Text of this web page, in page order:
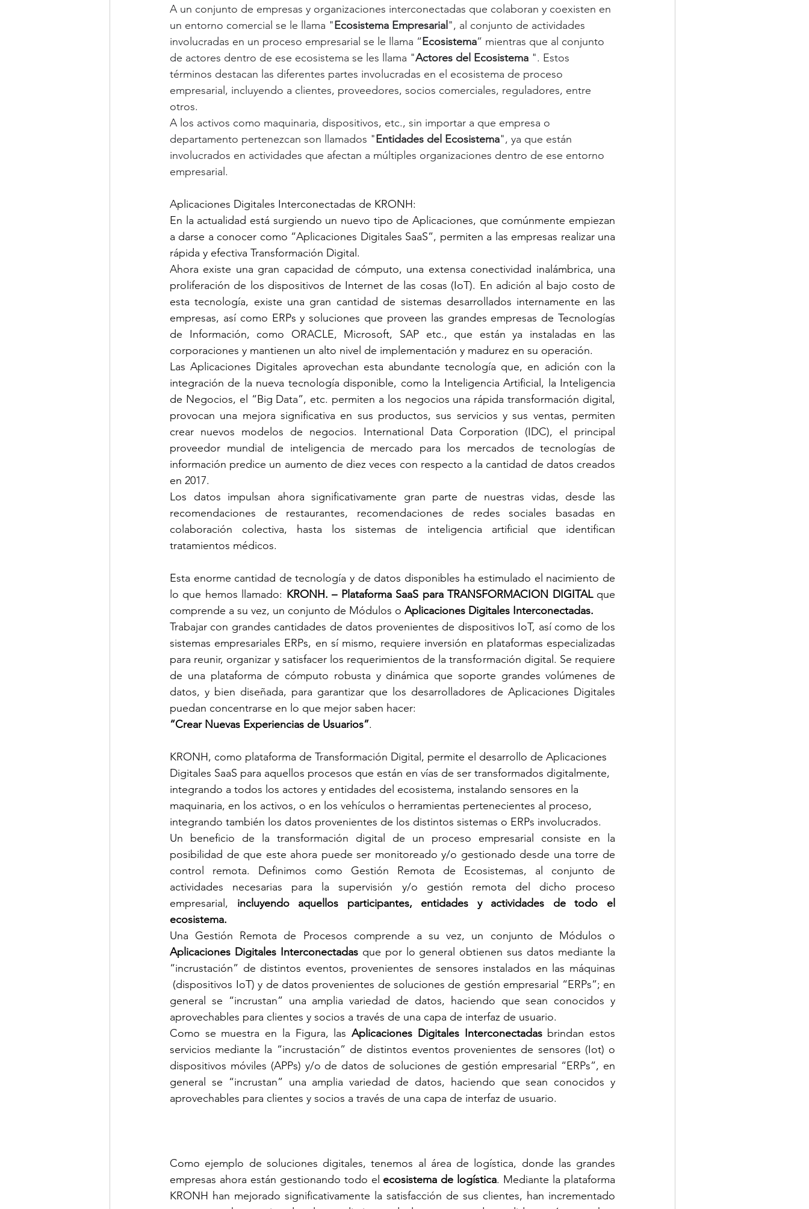
A un conjunto de empresas y organizaciones interconectadas que colaboran y coexisten en
un entorno comercial se le llama "Ecosistema Empresarial ", al conjunto de actividades
involucradas en un proceso empresarial se le llama “Ecosistema” mientras que al conjunto
de actores dentro de ese ecosistema se les llama "Actores del Ecosistema ". Estos
términos destacan las diferentes partes involucradas en el ecosistema de proceso
empresarial, incluyendo a clientes, proveedores, socios comerciales, reguladores, entre
otros.
A los activos como maquinaria, dispositivos, etc., sin importar a que empresa o
departamento pertenezcan son llamados "Entidades del Ecosistema", ya que están
involucrados en actividades que afectan a múltiples organizaciones dentro de ese entorno
empresarial.
Aplicaciones Digitales Interconectadas de KRONH:
En la actualidad está surgiendo un nuevo tipo de Aplicaciones, que comúnmente empiezan
a darse a conocer como “Aplicaciones Digitales SaaS”, permiten a las empresas realizar una
rápida y efectiva Transformación Digital.
Ahora existe una gran capacidad de cómputo, una extensa conectividad inalámbrica, una
proliferación de los dispositivos de Internet de las cosas (IoT). En adición al bajo costo de
esta tecnología, existe una gran cantidad de sistemas desarrollados internamente en las
empresas, así como ERPs y soluciones que proveen las grandes empresas de Tecnologías
de Información, como ORACLE, Microsoft, SAP etc., que están ya instaladas en las
corporaciones y mantienen un alto nivel de implementación y madurez en su operación.
Las Aplicaciones Digitales aprovechan esta abundante tecnología que, en adición con la
integración de la nueva tecnología disponible, como la Inteligencia Artificial, la Inteligencia
de Negocios, el “Big Data”, etc. permiten a los negocios una rápida transformación digital,
provocan una mejora significativa en sus productos, sus servicios y sus ventas, permiten
crear nuevos modelos de negocios. International Data Corporation (IDC), el principal
proveedor mundial de inteligencia de mercado para los mercados de tecnologías de
información predice un aumento de diez veces con respecto a la cantidad de datos creados
en 2017.
Los datos impulsan ahora significativamente gran parte de nuestras vidas, desde las
recomendaciones de restaurantes, recomendaciones de redes sociales basadas en
colaboración colectiva, hasta los sistemas de inteligencia artificial que identifican
tratamientos médicos.
Esta enorme cantidad de tecnología y de datos disponibles ha estimulado el nacimiento de
lo que hemos llamado: KRONH. – Plataforma SaaS para TRANSFORMACION DIGITAL que
comprende a su vez, un conjunto de Módulos o Aplicaciones Digitales Interconectadas.
Trabajar con grandes cantidades de datos provenientes de dispositivos IoT, así como de los
sistemas empresariales ERPs, en sí mismo, requiere inversión en plataformas especializadas
para reunir, organizar y satisfacer los requerimientos de la transformación digital. Se requiere
de una plataforma de cómputo robusta y dinámica que soporte grandes volúmenes de
datos, y bien diseñada, para garantizar que los desarrolladores de Aplicaciones Digitales
puedan concentrarse en lo que mejor saben hacer:
“Crear Nuevas Experiencias de Usuarios”.
KRONH, como plataforma de Transformación Digital, permite el desarrollo de Aplicaciones
Digitales SaaS para aquellos procesos que están en vías de ser transformados digitalmente,
integrando a todos los actores y entidades del ecosistema, instalando sensores en la
maquinaria, en los activos, o en los vehículos o herramientas pertenecientes al proceso,
integrando también los datos provenientes de los distintos sistemas o ERPs involucrados.
Un beneficio de la transformación digital de un proceso empresarial consiste en la
posibilidad de que este ahora puede ser monitoreado y/o gestionado desde una torre de
control remota. Definimos como Gestión Remota de Ecosistemas, al conjunto de
actividades necesarias para la supervisión y/o gestión remota del dicho proceso
empresarial, incluyendo aquellos participantes, entidades y actividades de todo el
ecosistema.
Aplicaciones Digitales Interconectadas que por lo general obtienen sus datos mediante la
“incrustación” de distintos eventos, provenientes de sensores instalados en las máquinas
(dispositivos IoT) y de datos provenientes de soluciones de gestión empresarial “ERPs”; en
general se “incrustan” una amplia variedad de datos, haciendo que sean conocidos y
aprovechables para clientes y socios a través de una capa de interfaz de usuario.
Como se muestra en la Figura, las Aplicaciones Digitales Interconectadas brindan estos
servicios mediante la “incrustación” de distintos eventos provenientes de sensores (Iot) o
dispositivos móviles (APPs) y/o de datos de soluciones de gestión empresarial “ERPs”, en
general se “incrustan” una amplia variedad de datos, haciendo que sean conocidos y
aprovechables para clientes y socios a través de una capa de interfaz de usuario.
Como ejemplo de soluciones digitales, tenemos al área de logística, donde las grandes
empresas ahora están gestionando todo el ecosistema de logística. Mediante la plataforma
KRONH han mejorado significativamente la satisfacción de sus clientes, han incrementado